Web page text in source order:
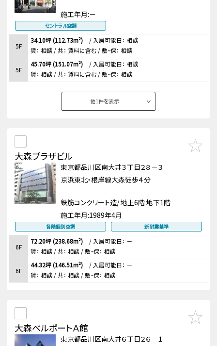
施工年月:－
セントラル空調
5F
34.10坪 (112.73m²) / 入居可能日： 相談
賃： 相談 / 共： 賃料に含む / 敷・保： 相談
5F
45.70坪 (151.07m²) / 入居可能日： 相談
賃： 相談 / 共： 賃料に含む / 敷・保： 相談
他1件を表示
大森プラザビル
東京都品川区南大井３丁目２８－３
京浜東北・根岸線大森徒歩４分
鉄筋コンクリート造/ 地上6階 地下1階
施工年月:1989年4月
各階個別空調 新耐震基準
6F
72.20坪 (238.68m²) / 入居可能日： －
賃： 相談 / 共： 相談 / 敷・保： 相談
6F
44.32坪 (146.51m²) / 入居可能日： －
賃： 相談 / 共： 相談 / 敷・保： 相談
大森ベルポートＡ館
東京都品川区南大井６丁目２６－１